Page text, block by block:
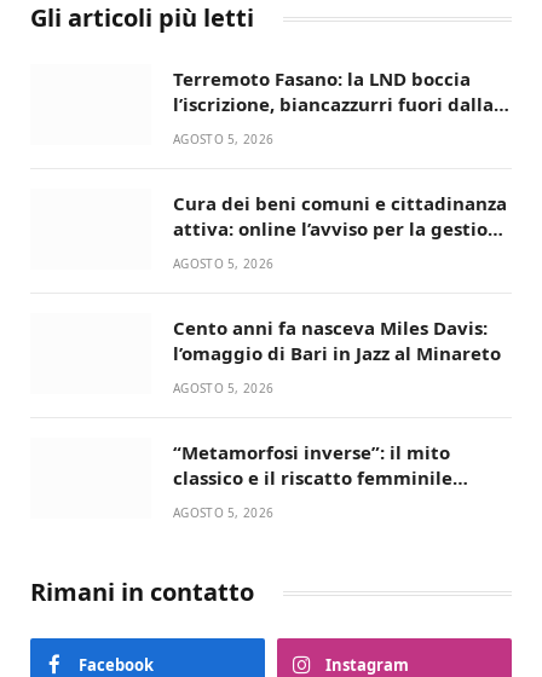
Gli articoli più letti
Terremoto Fasano: la LND boccia
l’iscrizione, biancazzurri fuori dalla
Serie D
AGOSTO 5, 2026
Cura dei beni comuni e cittadinanza
attiva: online l’avviso per la gestione
condivisa della Villetta di Laureto
AGOSTO 5, 2026
Cento anni fa nasceva Miles Davis:
l’omaggio di Bari in Jazz al Minareto
AGOSTO 5, 2026
“Metamorfosi inverse”: il mito
classico e il riscatto femminile
incantano la Selva di Fasano
AGOSTO 5, 2026
Rimani in contatto
Facebook Instagram